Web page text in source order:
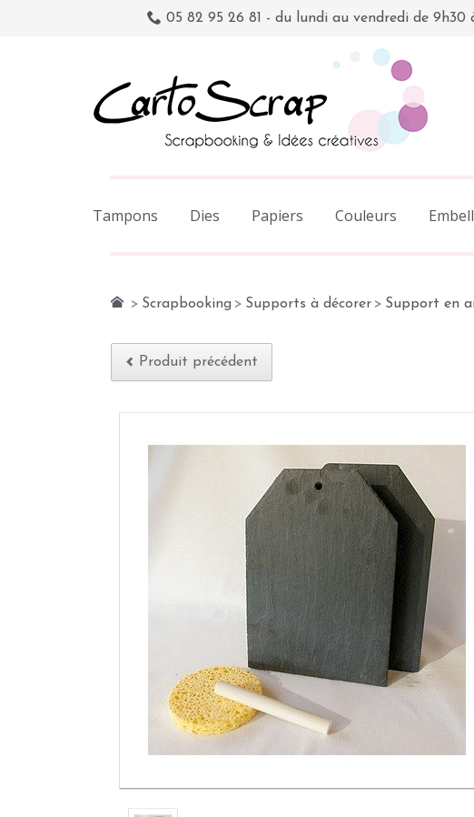
05 82 95 26 81 - du lundi au vendredi de 9h30
Tampons Dies Papiers Couleurs
> Scrapbooking > Supports à décorer > Support en
Produit précédent